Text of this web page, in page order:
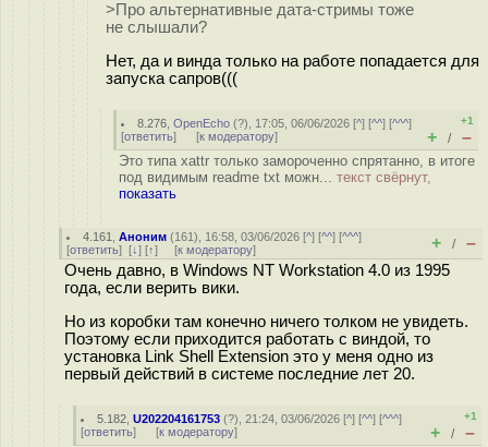
>Про альтернативные дата-стримы тоже
не слышали?
Нет, да и винда только на работе попадается для
запуска сапров(((
8.276 ,OpenEcho (?), 17:05, 06/06/2026 [^] [^^] [^^^]
[ответить] [к модератору]
+1
+ / –
Это типа xattr только замороченно спрятанно, в итоге
под видимым readme txt можн... текст свёрнут,
показать
4.161 ,Аноним (161), 16:58, 03/06/2026 [^] [^^] [^^^]
[ответить] [↓] [↑] [к модератору] + / –
Очень давно, в Windows NT Workstation 4.0 из 1995
года, если верить вики.
Но из коробки там конечно ничего толком не увидеть.
Поэтому если приходится работать с виндой, то
установка Link Shell Extension это у меня одно из
первый действий в системе последние лет 20.
5.182 ,U202204161753 (?), 21:24, 03/06/2026 [^] [^^] [^^^]
[ответить] [к модератору]
+1
+ / –